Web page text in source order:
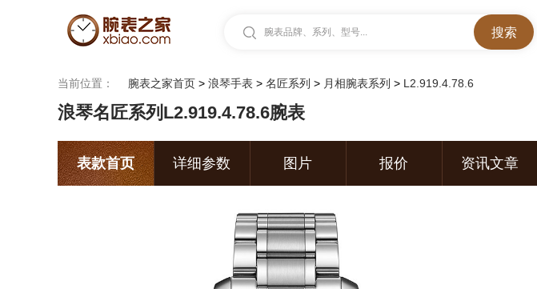
腕表品牌、系列、型号...
当前位置： 腕表之家首页 > 浪琴手表 > 名匠系列 > 月相腕表系列 > L2.919.4.78.6
浪琴名匠系列L2.919.4.78.6腕表
表款首页 详细参数 图片 报价 资讯文章